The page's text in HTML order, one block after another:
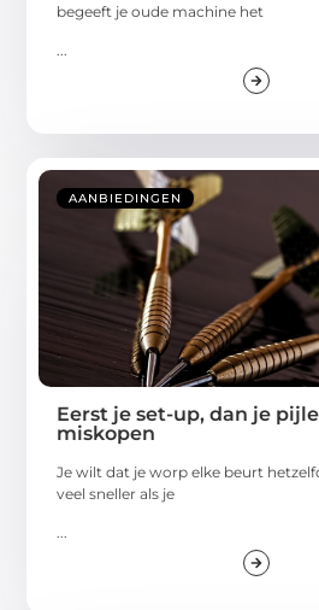
begeeft je oude machine het
...
AANBIEDINGEN
Eerst je set-up, dan je
miskopen
Je wilt dat je worp elke beurt
veel sneller als je
...